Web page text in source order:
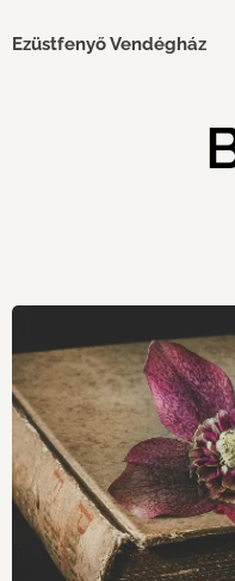
Ezüstfenyő Vendégház